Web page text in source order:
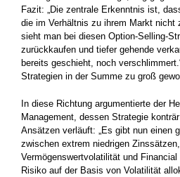
Fazit: „Die zentrale Erkenntnis ist,
die im Verhältnis zu ihrem Markt nicht
sieht man bei diesen Option-Selling-
zurückkaufen und tiefer gehende
bereits geschieht, noch
Strategien in der Summe zu groß
In diese Richtung argumentierte der
Management, dessen Strategie
Ansätzen verläuft: „Es gibt nun einen
zwischen extrem niedrigen
Vermögenswertvolatilität und
Risiko auf der Basis von Volatilität